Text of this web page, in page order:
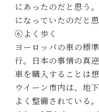
にあったのだと思う
になっていたのだと思
⑥よく歩く
ヨーロッパの車の標
行。日本の事情の真
車を購入することは
ウイーン市内は、地
よく整備されている